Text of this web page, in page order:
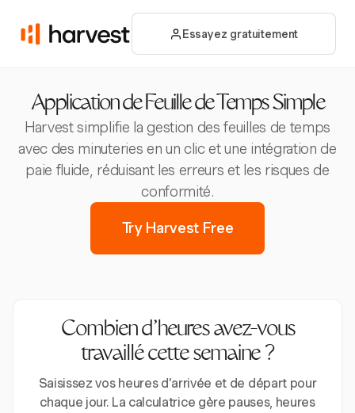
Essayez gratuitement
Application de Feuille de Temps Simple
Harvest simplifie la gestion des feuilles de temps
avec des minuteries en un clic et une intégration de
paie fluide, réduisant les erreurs et les risques de
conformité.
Try Harvest Free
Combien d’heures avez-vous
travaillé cette semaine ?
Saisissez vos heures d’arrivée et de départ pour
chaque jour. La calculatrice gère pauses, heures